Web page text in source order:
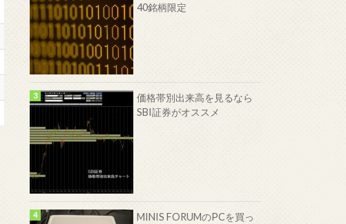
40銘柄限定
価格帯別出来高を見るなら
SBI証券がオススメ
MINIS FORUMのPCを買っ